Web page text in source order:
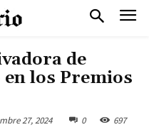
de
los Premios
27, 2024 0 697